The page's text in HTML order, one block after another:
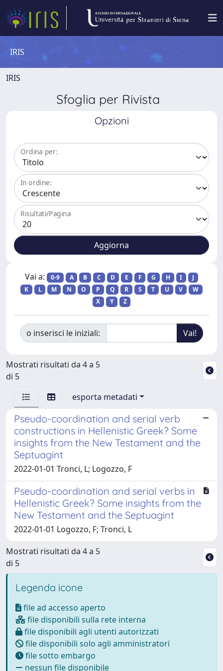
IRIS
IRIS
Sfoglia per Rivista
Opzioni
Ordina per:
In ordine:
Risultati/Pagina
Vai a: 0-9 A B C D E F G H I
J
K
L M N O P Q R S T U V
W
X
Y Z
o inserisci le iniziali:
Mostrati risultati da 4 a 5
di 5
esporta metadati
Pseudo-coordination and serial verb
constructions in Hellenistic Greek? Some
insights from the New Testament and the
Septuagint
2022-01-01 Tronci, L; Logozzo, F
Pseudo-coordination and serial verbs in
Hellenistic Greek? Some insights from the
New Testament and the Septuagint
2022-01-01 Logozzo, F; Tronci, L
Mostrati risultati da 4 a 5
di 5
Legenda icone
file ad accesso aperto
file disponibili sulla rete interna
file disponibili agli utenti autorizzati
file disponibili solo agli amministratori
file sotto embargo
nessun file disponibile